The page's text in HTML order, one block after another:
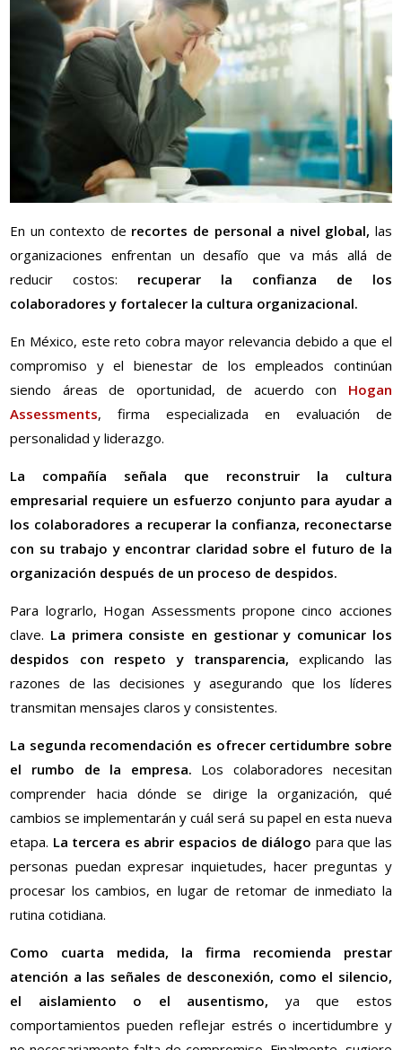
En un contexto de recortes de personal a nivel global, las
organizaciones enfrentan un desafío que va más allá de
reducir costos: recuperar la confianza de los
colaboradores y fortalecer la cultura organizacional.
En México, este reto cobra mayor relevancia debido a que el
compromiso y el bienestar de los empleados continúan
siendo áreas de oportunidad, de acuerdo con Hogan
Assessments, firma especializada en evaluación de
personalidad y liderazgo.
La compañía señala que reconstruir la cultura
empresarial requiere un esfuerzo conjunto para ayudar a
los colaboradores a recuperar la confianza, reconectarse
con su trabajo y encontrar claridad sobre el futuro de la
organización después de un proceso de despidos.
Para lograrlo, Hogan Assessments propone cinco acciones
clave. La primera consiste en gestionar y comunicar los
despidos con respeto y transparencia, explicando las
razones de las decisiones y asegurando que los líderes
transmitan mensajes claros y consistentes.
La segunda recomendación es ofrecer certidumbre sobre
el rumbo de la empresa. Los colaboradores necesitan
comprender hacia dónde se dirige la organización, qué
cambios se implementarán y cuál será su papel en esta nueva
etapa. La tercera es abrir espacios de diálogo para que las
personas puedan expresar inquietudes, hacer preguntas y
procesar los cambios, en lugar de retomar de inmediato la
rutina cotidiana.
Como cuarta medida, la firma recomienda prestar
atención a las señales de desconexión, como el silencio,
el aislamiento o el ausentismo, ya que estos
comportamientos pueden reflejar estrés o incertidumbre y